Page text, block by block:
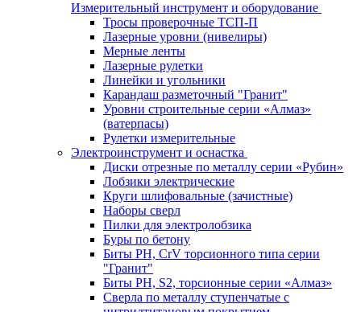
Измерительный инструмент и оборудование
Тросы проверочные ТСП-П
Лазерные уровни (нивелиры)
Мерные ленты
Лазерные рулетки
Линейки и угольники
Карандаш разметочный "Гранит"
Уровни строительные серии «Алмаз»
(ватерпасы)
Рулетки измерительные
Электроинструмент и оснастка
Диски отрезные по металлу серии «Рубин»
Лобзики электрические
Круги шлифовальные (зачистные)
Наборы сверл
Пилки для электролобзика
Буры по бетону
Биты PH, CrV торсионного типа серии
"Гранит"
Биты PH, S2, торсионные серии «Алмаз»
Сверла по металлу ступенчатые с